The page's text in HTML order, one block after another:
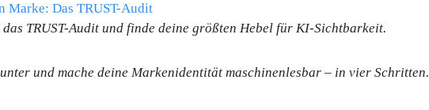
Marke: Das TRUST-Audit
TRUST-Audit und finde deine größten Hebel für KI-Sichtbarkeit.
und mache deine Markenidentität maschinenlesbar – in vier Schritten.